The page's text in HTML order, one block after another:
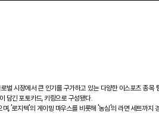
벌 시장에서 큰 인기를 구가하고 있는 다양한 이스포츠 종목
담긴 포토카드, 키링으로 구성됐다.
, '로지텍'의 게이밍 마우스를 비롯해 '농심'의 라면 세트까지